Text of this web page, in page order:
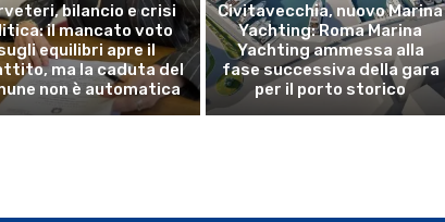
bilancio e crisi
il mancato voto
equilibri apre il
ma la caduta del
non è automatica
Civitavecchia, nuovo Marina
Yachting: Roma Marina
Yachting ammessa alla
fase successiva della gara
per il porto storico